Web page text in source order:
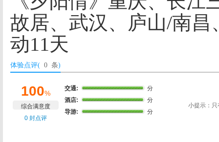
故居、武汉、庐山/南
动11天
体验点评( 0 条)
100%
综合满意度
0 封点评
交通:
分
酒店:
分
导游:
分
小提示：